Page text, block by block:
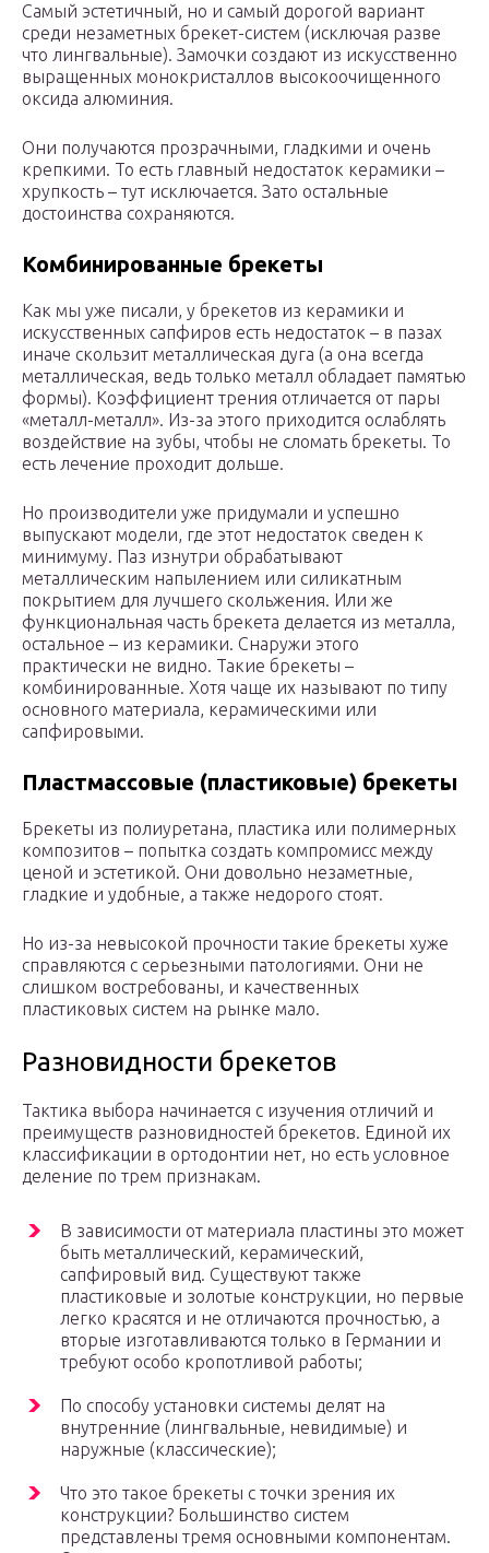
Самый эстетичный, но и самый дорогой вариант
среди незаметных брекет-систем (исключая разве
что лингвальные). Замочки создают из искусственно
выращенных монокристаллов высокоочищенного
оксида алюминия.
Они получаются прозрачными, гладкими и очень
крепкими. То есть главный недостаток керамики –
хрупкость – тут исключается. Зато остальные
достоинства сохраняются.
Комбинированные брекеты
Как мы уже писали, у брекетов из керамики и
искусственных сапфиров есть недостаток – в пазах
иначе скользит металлическая дуга (а она всегда
металлическая, ведь только металл обладает памятью
формы). Коэффициент трения отличается от пары
«металл-металл». Из-за этого приходится ослаблять
воздействие на зубы, чтобы не сломать брекеты. То
есть лечение проходит дольше.
Но производители уже придумали и успешно
выпускают модели, где этот недостаток сведен к
минимуму. Паз изнутри обрабатывают
металлическим напылением или силикатным
покрытием для лучшего скольжения. Или же
функциональная часть брекета делается из металла,
остальное – из керамики. Снаружи этого
практически не видно. Такие брекеты –
комбинированные. Хотя чаще их называют по типу
основного материала, керамическими или
сапфировыми.
Пластмассовые (пластиковые) брекеты
Брекеты из полиуретана, пластика или полимерных
композитов – попытка создать компромисс между
ценой и эстетикой. Они довольно незаметные,
гладкие и удобные, а также недорого стоят.
Но из-за невысокой прочности такие брекеты хуже
справляются с серьезными патологиями. Они не
слишком востребованы, и качественных
пластиковых систем на рынке мало.
Разновидности брекетов
Тактика выбора начинается с изучения отличий и
преимуществ разновидностей брекетов. Единой их
классификации в ортодонтии нет, но есть условное
деление по трем признакам.
В зависимости от материала пластины это может
быть металлический, керамический,
сапфировый вид. Существуют также
пластиковые и золотые конструкции, но первые
легко красятся и не отличаются прочностью, а
вторые изготавливаются только в Германии и
требуют особо кропотливой работы;
По способу установки системы делят на
внутренние (лингвальные, невидимые) и
наружные (классические);
Что это такое брекеты с точки зрения их
конструкции? Большинство систем
представлены тремя основными компонентам.